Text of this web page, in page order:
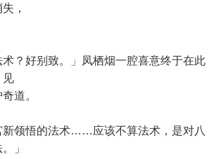
，
好别致。」凤栖烟一腔喜意终于在此
见
道。
领悟的法术……应该不算法术，是对八
」